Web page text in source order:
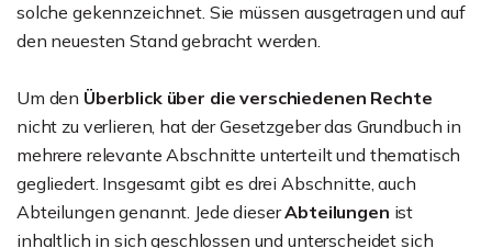
solche gekennzeichnet. Sie müssen ausgetragen und auf
den neuesten Stand gebracht werden.
Um den Überblick über die verschiedenen Rechte
nicht zu verlieren, hat der Gesetzgeber das Grundbuch in
mehrere relevante Abschnitte unterteilt und thematisch
gegliedert. Insgesamt gibt es drei Abschnitte, auch
Abteilungen genannt. Jede dieserAbteilungen ist
inhaltlich in sich geschlossen und unterscheidet sich